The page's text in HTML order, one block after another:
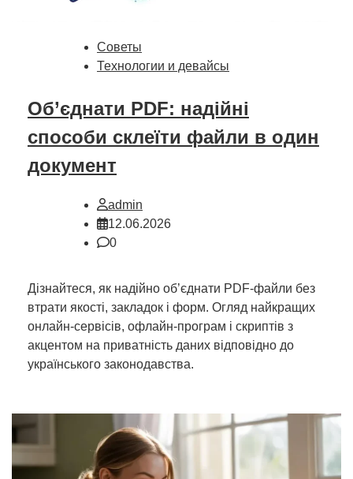
Советы
Технологии и девайсы
Об’єднати PDF: надійні
способи склеїти файли в один
документ
admin
12.06.2026
0
Дізнайтеся, як надійно об’єднати PDF-файли без
втрати якості, закладок і форм. Огляд найкращих
онлайн-сервісів, офлайн-програм і скриптів з
акцентом на приватність даних відповідно до
українського законодавства.